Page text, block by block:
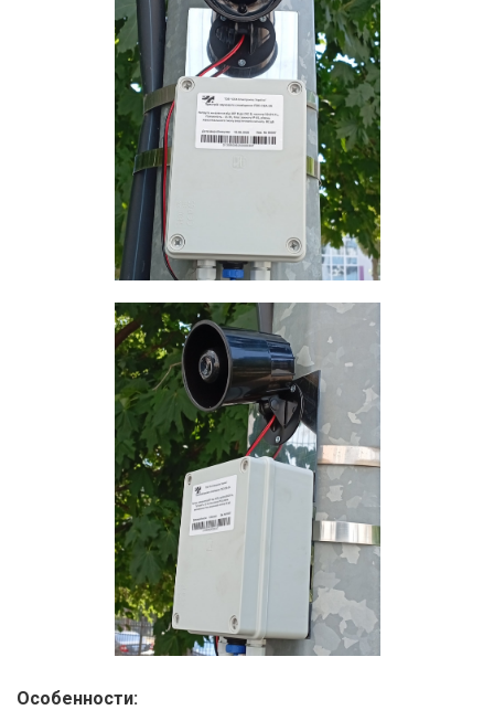
Особенности: